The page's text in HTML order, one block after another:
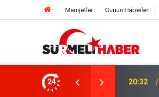
Manşetler Günün Haberleri
24
okurlarıyla buluştu 14:52